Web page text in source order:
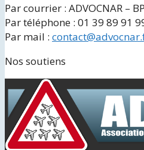
Par courrier : ADVOCNAR –
Par téléphone : 01 39 89 91
Par mail :
Nos soutiens